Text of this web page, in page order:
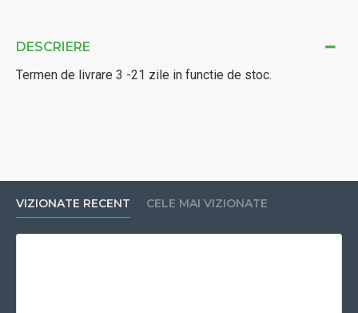
DESCRIERE
Termen de livrare 3 -21 zile in functie de stoc.
VIZIONATE RECENT CELE MAI VIZIONATE